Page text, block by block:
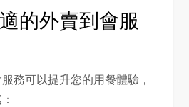
的外賣到會服
務可以提升您的用餐體驗，